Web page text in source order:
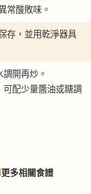
常酸敗味。
存，並用乾淨器具
調開再炒。
可配少量醬油或糖調
更多相關食譜